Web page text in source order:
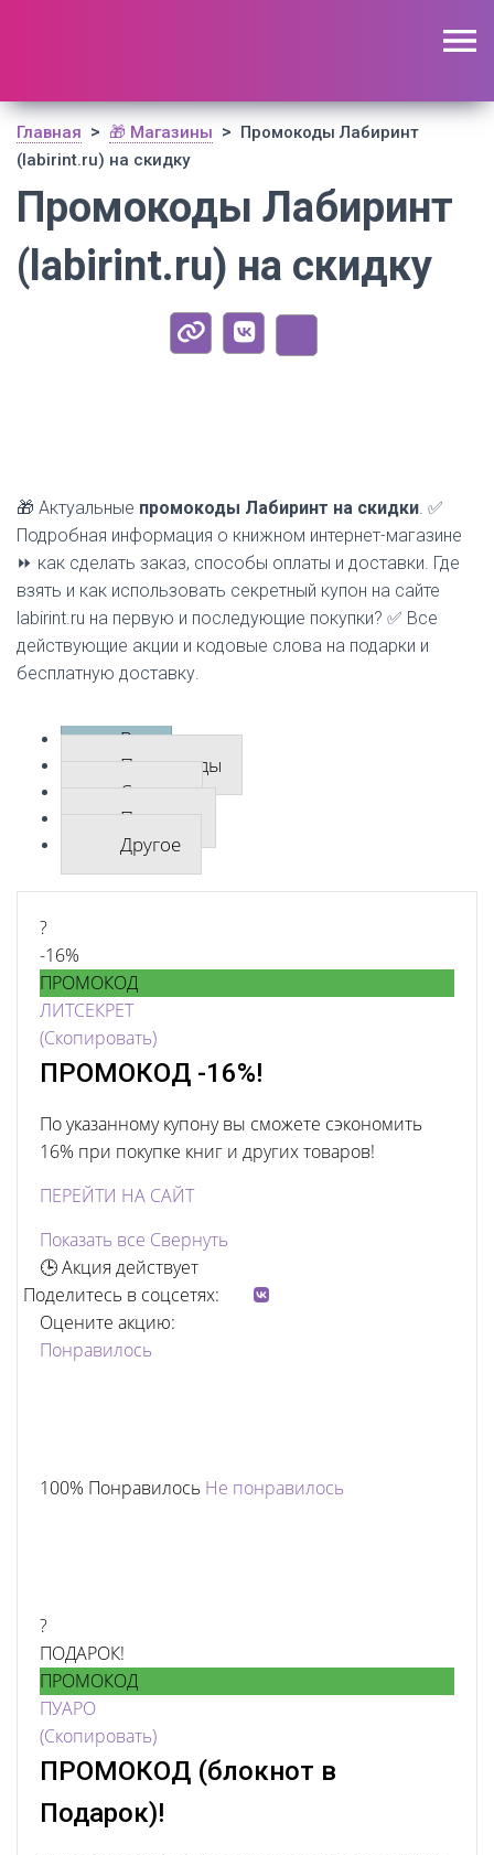
Главная > 🎁 Магазины > Промокоды Лабиринт
(labirint.ru) на скидку
Промокоды Лабиринт
(labirint.ru) на скидку
🎁 Актуальные промокоды Лабиринт на скидки. ✅
Подробная информация о книжном интернет-магазине
⏩ как сделать заказ, способы оплаты и доставки. Где
взять и как использовать секретный купон на сайте
labirint.ru на первую и последующие покупки? ✅ Все
действующие акции и кодовые слова на подарки и
бесплатную доставку.
Все
Промокоды
Скидки
Подарки
Другое
?
-16%
ПРОМОКОД
ЛИТСЕКРЕТ
(Скопировать)
ПРОМОКОД -16%!
По указанному купону вы сможете сэкономить
16% при покупке книг и других товаров!
ПЕРЕЙТИ НА САЙТ
Показать все Свернуть
🕒 Акция действует
Поделитесь в соцсетях:
Оцените акцию:
Понравилось
100% Понравилось Не понравилось
?
ПОДАРОК!
ПРОМОКОД
ПУАРО
(Скопировать)
ПРОМОКОД (блокнот в
Подарок)!